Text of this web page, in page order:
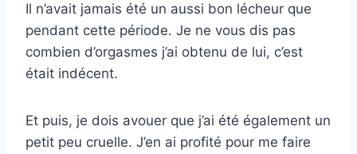
Il n’avait jamais été un aussi bon lécheur que
pendant cette période. Je ne vous dis pas
combien d’orgasmes j’ai obtenu de lui, c’est
était indécent.
Et puis, je dois avouer que j’ai été également un
petit peu cruelle. J’en ai profité pour me faire